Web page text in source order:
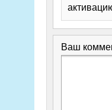
Ваш